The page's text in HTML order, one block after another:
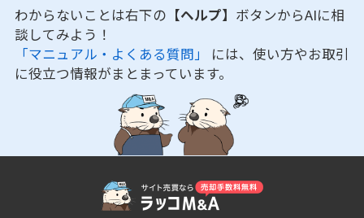
わからないことは右下の 【ヘルプ】 ボタンからAIに相
談してみよう！
「マニュアル・よくある質問」 には、使い方やお取引
に役立つ情報がまとまっています。